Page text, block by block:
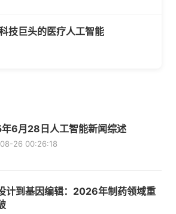
技巨头的医疗人工智能
6月28日人工智能新闻综述
26 00:26:18
计到基因编辑：2026年制药领域重